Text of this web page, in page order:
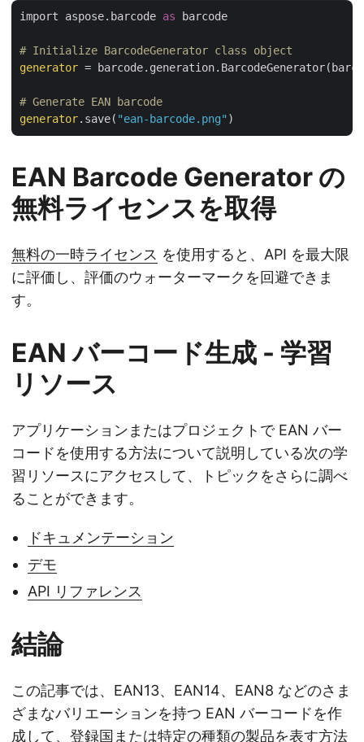
import aspose.barcode as barcode
# Initialize BarcodeGenerator class object
generator =
# Generate EAN barcode
generator.save( "ean-barcode.png"
EAN Barcode Generator の
無料ライセンスを取得
無料の一時ライセンス を使用すると、API を最大限
に評価し、評価のウォーターマークを回避できま
す。
EAN バーコード生成 - 学習
リソース
アプリケーションまたはプロジェクトで EAN バー
コードを使用する方法について説明している次の学
習リソースにアクセスして、トピックをさらに調べ
ることができます。
ドキュメンテーション
デモ
API リファレンス
結論
この記事では、EAN13、EAN14、EAN8 などのさま
ざまなバリエーションを持つ EAN バーコードを作
成して、登録国または特定の種類の製品を表す方法